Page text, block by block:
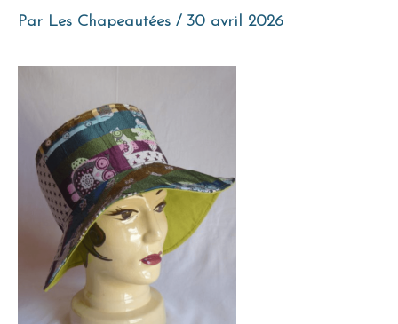
Par Les Chapeautées / 30 avril 2026